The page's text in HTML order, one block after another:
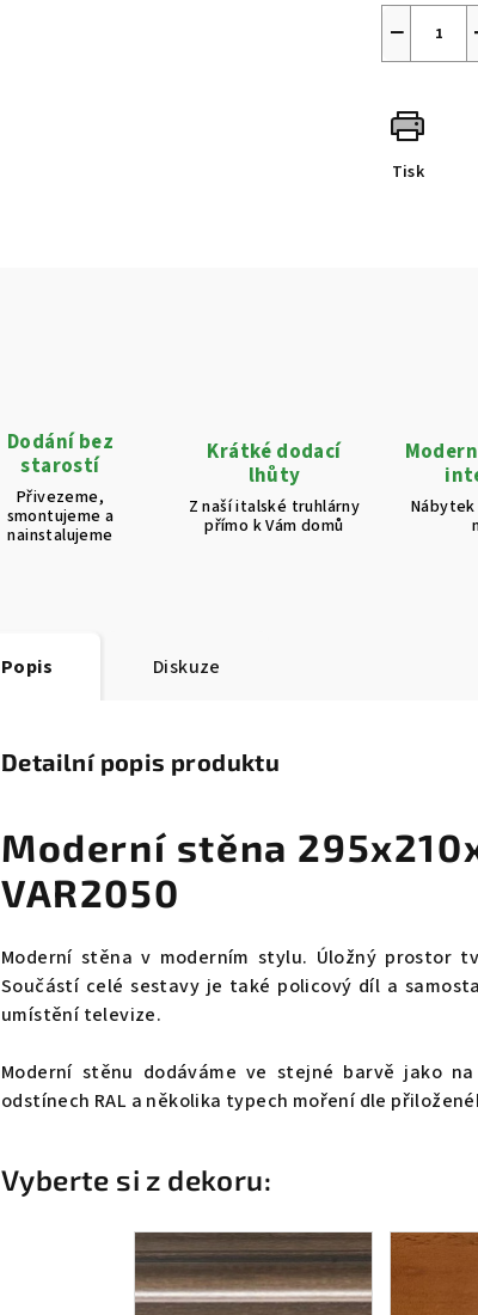
−
Tisk
Dodání bez
starostí
Přivezeme,
smontujeme a
nainstalujeme
Krátké dodací
lhůty
Z naší italské truhlárny
přímo k Vám domů
Popis Diskuze
Detailní popis produktu
Moderní stěna
VAR2050
Moderní stěna v moderním stylu. Úložný prostor
Součástí celé sestavy je také policový díl a
umístění televize.
Moderní stěnu dodáváme ve stejné barvě jako
odstínech RAL a několika typech moření dle
Vyberte si z dekoru: